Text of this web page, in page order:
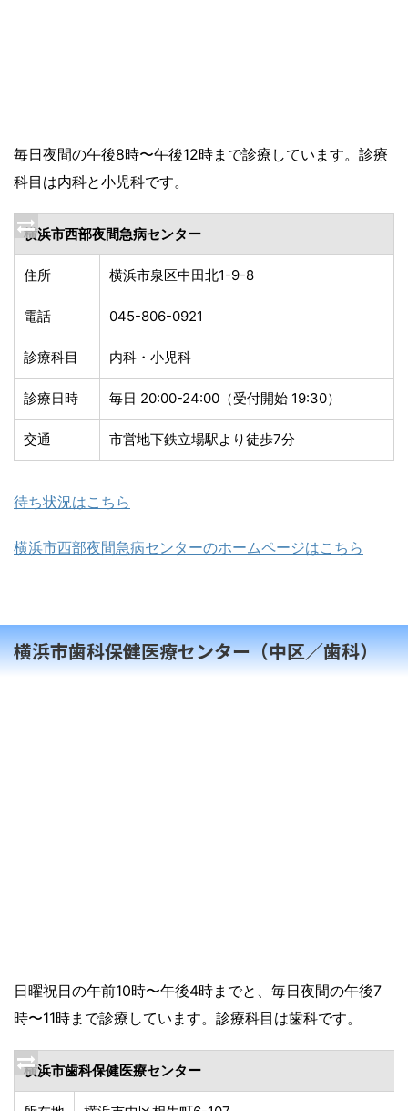
毎日夜間の午後8時〜午後12時まで診療しています。診療
科目は内科と小児科です。
横浜市西部夜間急病センター
住所 横浜市泉区中田北1-9-8
電話 045-806-0921
診療科目 内科・小児科
診療日時 毎日 20:00-24:00（受付開始 19:30）
交通 市営地下鉄立場駅より徒歩7分
待ち状況はこちら
横浜市西部夜間急病センターのホームページはこちら
横浜市歯科保健医療センター（中区／歯科）
日曜祝日の午前10時〜午後4時までと、毎日夜間の午後7
時〜11時まで診療しています。診療科目は歯科です。
横浜市歯科保健医療センター